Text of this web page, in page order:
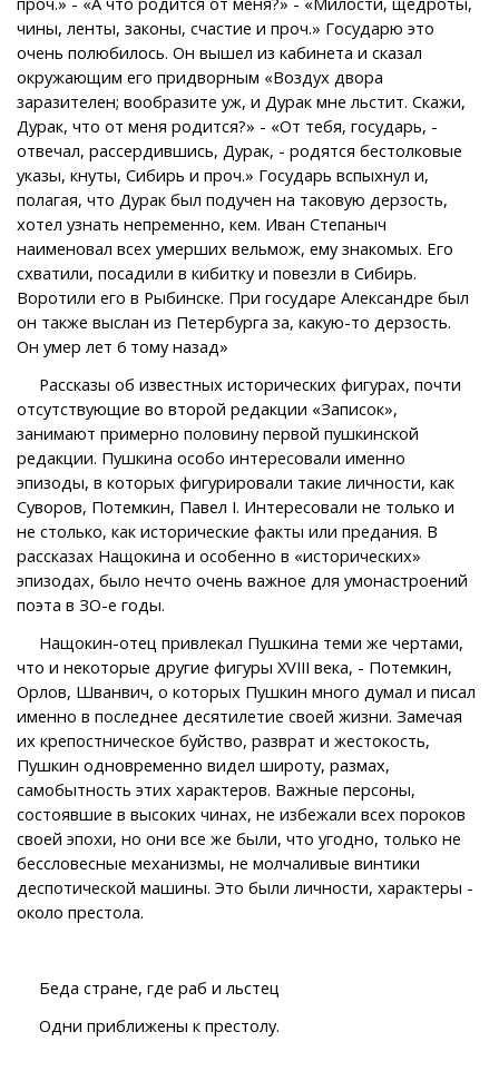
чины, ленты, законы, счастие и проч.» Государю это
очень полюбилось. Он вышел из кабинета и сказал
окружающим его придворным «Воздух двора
заразителен; вообразите уж, и Дурак мне льстит. Скажи,
Дурак, что от меня родится?» - «От тебя, государь, -
отвечал, рассердившись, Дурак, - родятся бестолковые
указы, кнуты, Сибирь и проч.» Государь вспыхнул и,
полагая, что Дурак был подучен на таковую дерзость,
хотел узнать непременно, кем. Иван Степаныч
наименовал всех умерших вельмож, ему знакомых. Его
схватили, посадили в кибитку и повезли в Сибирь.
Воротили его в Рыбинске. При государе Александре был
он также выслан из Петербурга за, какую-то дерзость.
Он умер лет 6 тому назад»
Рассказы об известных исторических фигурах, почти
отсутствующие во второй редакции «Записок»,
занимают примерно половину первой пушкинской
редакции. Пушкина особо интересовали именно
эпизоды, в которых фигурировали такие личности, как
Суворов, Потемкин, Павел I. Интересовали не только и
не столько, как исторические факты или предания. В
рассказах Нащокина и особенно в «исторических»
эпизодах, было нечто очень важное для умонастроений
поэта в ЗО-е годы.
Нащокин-отец привлекал Пушкина теми же чертами,
что и некоторые другие фигуры XVIII века, - Потемкин,
Орлов, Шванвич, о которых Пушкин много думал и писал
именно в последнее десятилетие своей жизни. Замечая
их крепостническое буйство, разврат и жестокость,
Пушкин одновременно видел широту, размах,
самобытность этих характеров. Важные персоны,
состоявшие в высоких чинах, не избежали всех пороков
своей эпохи, но они все же были, что угодно, только не
бессловесные механизмы, не молчаливые винтики
деспотической машины. Это были личности, характеры -
около престола.
Беда стране, где раб и льстец
Одни приближены к престолу.